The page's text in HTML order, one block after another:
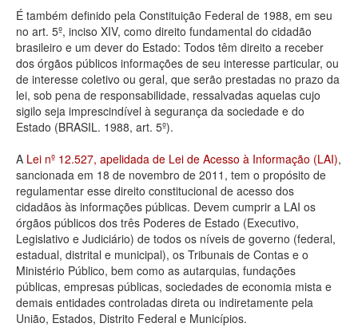
Administração
Legislação
Agenda
Perguntas frequentes
Contato
É também definido pela Constituição Federal de 1988, em seu
no art. 5º, inciso XIV, como direito fundamental do cidadão
brasileiro e um dever do Estado: Todos têm direito a receber
dos órgãos públicos informações de seu interesse particular, ou
de interesse coletivo ou geral, que serão prestadas no prazo da
lei, sob pena de responsabilidade, ressalvadas aquelas cujo
sigilo seja imprescindível à segurança da sociedade e do
Estado (BRASIL. 1988, art. 5º).
A Lei nº 12.527, apelidada de Lei de Acesso à Informação (LAI),
sancionada em 18 de novembro de 2011, tem o propósito de
regulamentar esse direito constitucional de acesso dos
cidadãos às informações públicas. Devem cumprir a LAI os
órgãos públicos dos três Poderes de Estado (Executivo,
Legislativo e Judiciário) de todos os níveis de governo (federal,
estadual, distrital e municipal), os Tribunais de Contas e o
Ministério Público, bem como as autarquias, fundações
públicas, empresas públicas, sociedades de economia mista e
demais entidades controladas direta ou indiretamente pela
União, Estados, Distrito Federal e Municípios.